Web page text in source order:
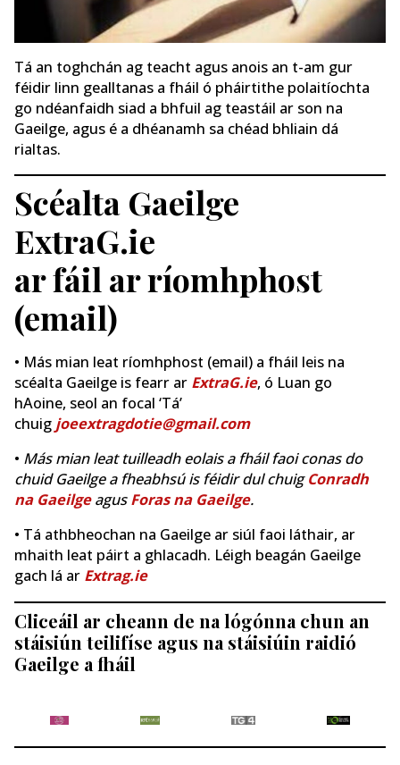
Tá an toghchán ag teacht agus anois an t-am gur
féidir linn gealltanas a fháil ó pháirtithe polaitíochta
go ndéanfaidh siad a bhfuil ag teastáil ar son na
Gaeilge, agus é a dhéanamh sa chéad bhliain dá
rialtas.
Scéalta Gaeilge
ExtraG.ie
ar fáil ar ríomhphost
(email)
• Más mian leat ríomhphost (email) a fháil leis na
scéalta Gaeilge is fearr ar ExtraG.ie, ó Luan go
hAoine, seol an focal ‘Tá’
chuig joeextragdotie@gmail.com
• Más mian leat tuilleadh eolais a fháil faoi conas do
chuid Gaeilge a fheabhsú is féidir dul chuigConradh
na GaeilgeagusForas na Gaeilge.
• Tá athbheochan na Gaeilge ar siúl faoi láthair, ar
mhaith leat páirt a ghlacadh. Léigh beagán Gaeilge
gach lá ar Extrag.ie
Cliceáil ar cheann de na lógónna chun an
stáisiún teilifíse agus na stáisiúin raidió
Gaeilge a fháil